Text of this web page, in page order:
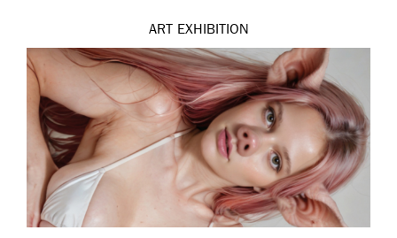
ART EXHIBITION